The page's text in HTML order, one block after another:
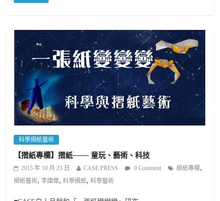
科學摺紙藝術
【摺紙專欄】摺紙─── 童玩、藝術、科技
2015 年 10 月 23 日 CASE PRESS 0 Comment 摺紙專欄 ,
摺紙藝術,李國偉,科學摺紙,科學藝術